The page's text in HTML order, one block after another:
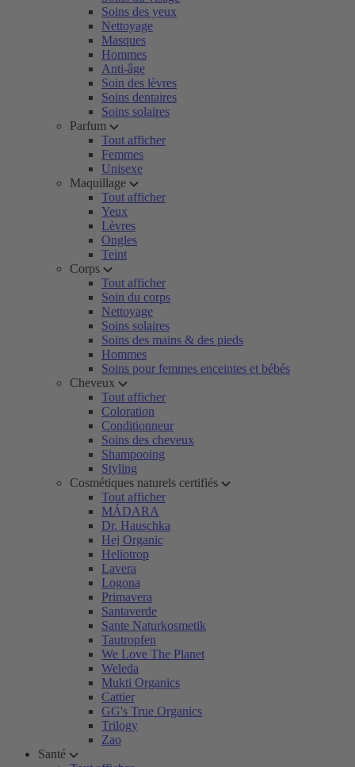
Soins des yeux
Nettoyage
Masques
Hommes
Anti-âge
Soin des lèvres
Soins dentaires
Soins solaires
Parfum
Tout afficher
Femmes
Unisexe
Maquillage
Tout afficher
Yeux
Lèvres
Ongles
Teint
Corps
Tout afficher
Soin du corps
Nettoyage
Soins solaires
Soins des mains & des pieds
Hommes
Soins pour femmes enceintes et bébés
Cheveux
Tout afficher
Coloration
Conditionneur
Soins des cheveux
Shampooing
Styling
Cosmétiques naturels certifiés
Tout afficher
MÁDARA
Dr. Hauschka
Hej Organic
Heliotrop
Lavera
Logona
Primavera
Santaverde
Sante Naturkosmetik
Tautropfen
We Love The Planet
Weleda
Mukti Organics
Cattier
GG's True Organics
Trilogy
Zao
Santé